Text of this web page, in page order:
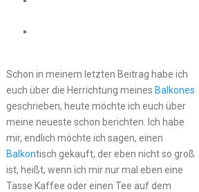
Schon in meinem letzten Beitrag habe ich
euch über die Herrichtung meines Balkones
geschrieben, heute möchte ich euch über
meine neueste schon berichten. Ich habe
mir, endlich möchte ich sagen, einen
Balkontisch gekauft, der eben nicht so groß
ist, heißt, wenn ich mir nur mal eben eine
Tasse Kaffee oder einen Tee auf dem